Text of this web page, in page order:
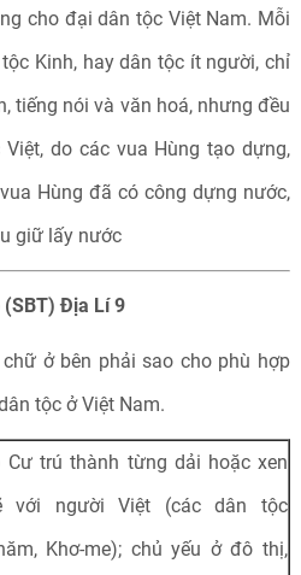
cho đại dân tộc Việt Nam. Mỗi
Kinh, hay dân tộc ít người, chỉ
tiếng nói và văn hoá, nhưng đều
do các vua Hùng tạo dựng,
Hùng đã có công dựng nước,
giữ lấy nước
(SBT) Địa Lí 9
ở bên phải sao cho phù hợp
tộc ở Việt Nam.
Cư trú thành từng dải hoặc xen
với người Việt (các dân tộc
Khơ-me); chủ yếu ở đô thị,